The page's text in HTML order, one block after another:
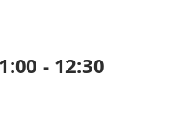
- 12:30